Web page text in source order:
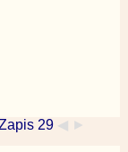
29 ◀ ►